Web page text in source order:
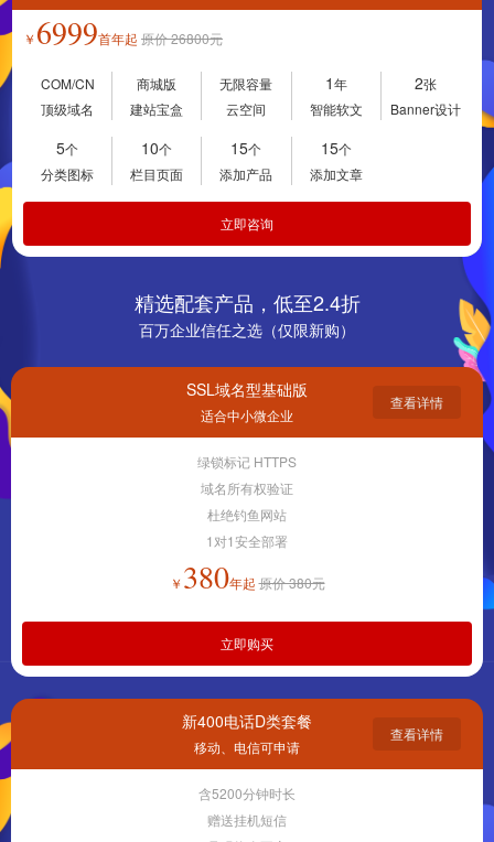
￥ 6999首年起 原价26800元
COM/CN
顶级域名
商城版
建站宝盒
无限容量
云空间
1年
智能软文
2张
Banner设计
5个
分类图标
10个
栏目页面
15个
添加产品
15个
添加文章
立即咨询
精选配套产品，低至2.4折
百万企业信任之选（仅限新购）
SSL域名型基础版
适合中小微企业
查看详情
绿锁标记 HTTPS
域名所有权验证
杜绝钓鱼网站
1对1安全部署
￥ 380年起原价 380元
立即购买
新400电话D类套餐
移动、电信可申请
查看详情
含5200分钟时长
赠送挂机短信